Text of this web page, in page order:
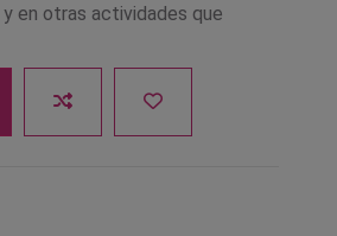
en otras actividades que